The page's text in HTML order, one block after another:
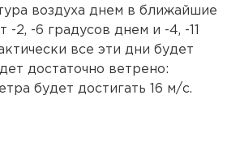
воздуха днем в ближайшие
-2, -6 градусов днем и -4, -11
все эти дни будет
достаточно ветрено:
будет достигать 16 м/с.